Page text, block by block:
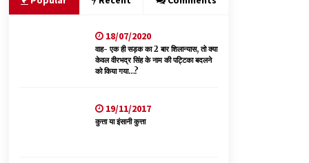
वन विभाग के एक हजार खिलाड़ी रामपुर में दिखाएंगे जौहर,
11 से 13 सितंबर तक आयोजित होगी 27वीं वार्षिक खेलकूद
प्रतियोगिता
07/08/2026
6 साल में पीएम नरेंद्र मोदी के विदेश दौरों पर 557 करोड़
खर्च, सरकार ने संसद में दी जानकारी
07/08/2026
18/07/2020
वाह- एक ही सड़क का 2 बार शिलान्यास, तो क्या
केवल वीरभद्र सिंह के नाम की पट्टिका बदलने
को किया गया…?
19/11/2017
कुत्ता या इंसानी कुत्ता